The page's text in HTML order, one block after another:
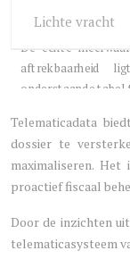
Lichte vracht
Telematicadata
dossier te
maximaliseren.
proactief fiscaal
Door de inzichten
telematicasysteem